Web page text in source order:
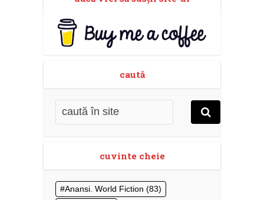
caută
cuvinte cheie
Anansi. World Fiction (83)